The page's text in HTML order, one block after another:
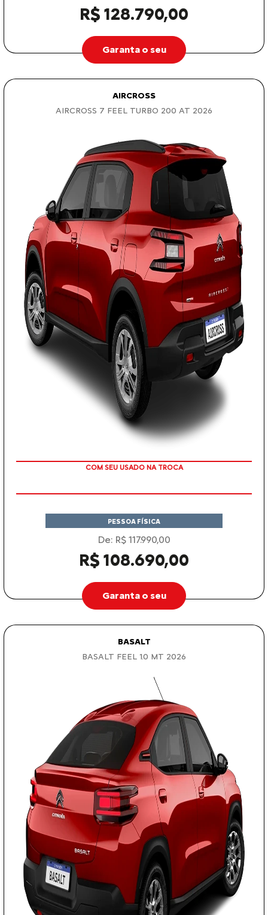
R$ 128.790,00
Garanta o seu
AIRCROSS
AIRCROSS 7 FEEL TURBO 200 AT 2026
TAXA ZERO EM 12X
PESSOA FÍSICA
De: R$ 117.990,00
R$ 108.690,00
Garanta o seu
BASALT
BASALT FEEL 1.0 MT 2026